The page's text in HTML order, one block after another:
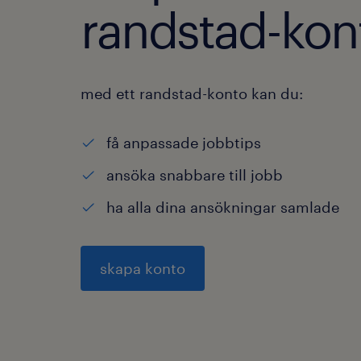
randstad-
med ett randstad-konto kan du:
få anpassade jobbtips
ansöka snabbare till jobb
ha alla dina ansökningar samlade
skapa konto